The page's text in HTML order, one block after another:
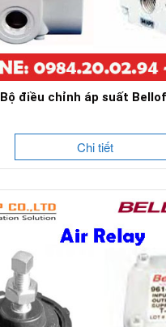
Bộ điều chỉnh áp suất
Chi tiết